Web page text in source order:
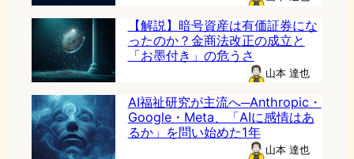
【解説】暗号資産は有価証券にな
ったのか？金商法改正の成立と
「お墨付き」の危うさ
山本 達也
AI福祉研究が主流へ─Anthropic・
Google・Meta、「AIに感情はあ
るか」を問い始めた1年
山本 達也